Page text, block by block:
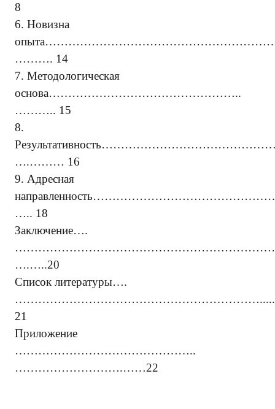
8
6. Новизна
………. 14
7. Методологическая
основа…………………………………………..
……….. 15
8.
Результативность
….……… 16
9. Адресная
направленность
….. 18
Заключение….
….…..20
Список литературы….
21
Приложение
………………………………………..
……………………….……22